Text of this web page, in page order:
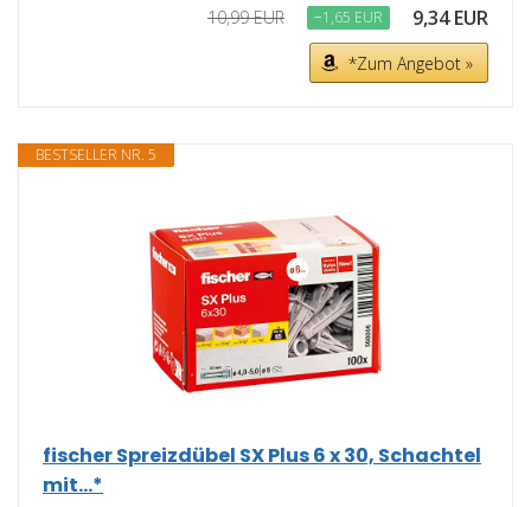
10,99 EUR −1,65 EUR 9,34 EUR
*Zum Angebot »
BESTSELLER NR. 5
fischer Spreizdübel SX Plus 6 x 30, Schachtel
mit...*